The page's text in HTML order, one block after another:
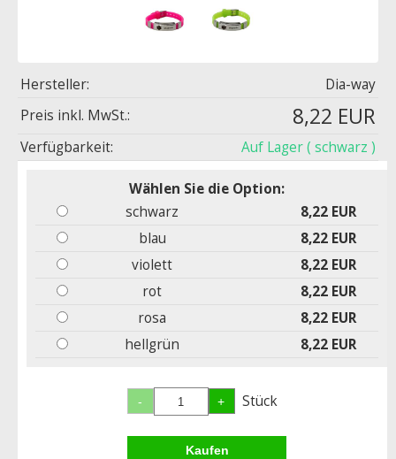
Hersteller:
Dia-way
Preis inkl. MwSt.:
8,22 EUR
Verfügbarkeit: Auf Lager( schwarz )
Wählen Sie die Option:
schwarz
8,22 EUR
blau
8,22 EUR
violett
8,22 EUR
rot
8,22 EUR
rosa
8,22 EUR
hellgrün
8,22 EUR
Stück